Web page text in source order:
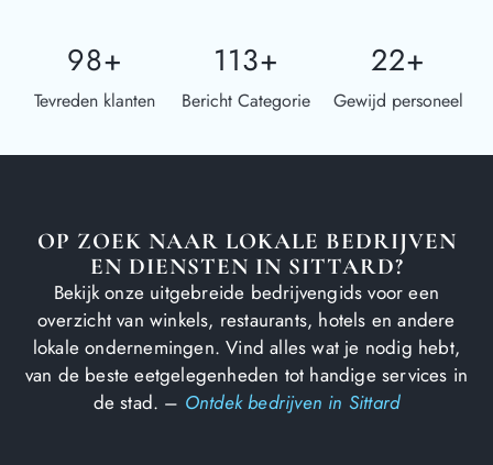
Tevreden klanten
98+
Bericht Categorie
113+
Gewijd personeel
22+
OP ZOEK NAAR LOKALE BEDRIJVEN
EN DIENSTEN IN SITTARD?
Bekijk onze uitgebreide bedrijvengids voor een
overzicht van winkels, restaurants, hotels en andere
lokale ondernemingen. Vind alles wat je nodig hebt,
van de beste eetgelegenheden tot handige services in
de stad. – Ontdek bedrijven in Sittard